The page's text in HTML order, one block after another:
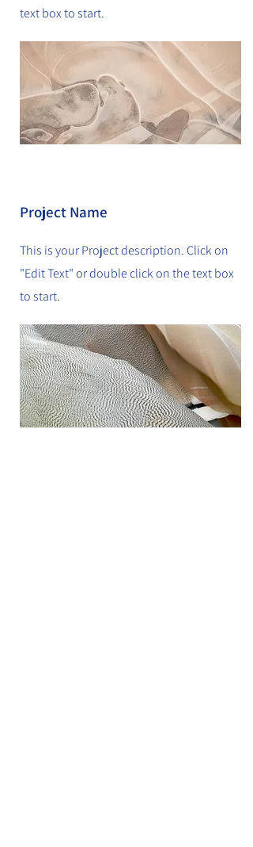
text box to start.
Project Name
This is your Project description. Click on
"Edit Text" or double click on the text box
to start.